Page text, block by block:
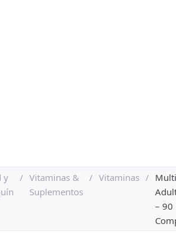
y
/ Vitaminas &
Suplementos
/ Vitaminas /
– 90